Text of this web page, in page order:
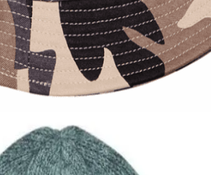
ΑΝΔΡΙΚΑ ΚΑΠΕΛΑ
καμουφλάζ Stamion
8,00